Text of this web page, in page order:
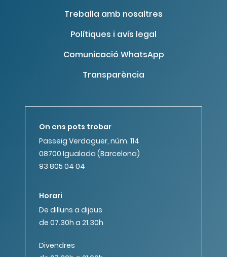
Treballa amb nosaltres
Polítiques i avís legal
Comunicació WhatsApp
Transparència
On ens pots trobar
Passeig Verdaguer, núm. 114
08700 Igualada (Barcelona)
93 805 04 04
Horari
De dilluns a dijous
de 07.30h a 21.30h
Divendres